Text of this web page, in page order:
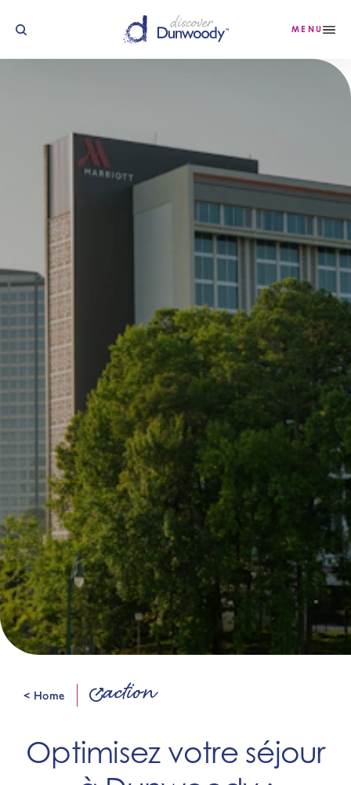
Skip to content MENU
< Home action
Optimisez votre séjour